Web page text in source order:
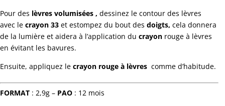
Pour des lèvres volumisées , dessinez le contour des lèvres
avec le crayon 33 et estompez du bout des doigts, cela donnera
de la lumière et aidera à l’application du crayon rouge à lèvres
en évitant les bavures.
Ensuite, appliquez le crayon rouge à lèvres comme d’habitude.
FORMAT : 2,9g – PAO : 12 mois